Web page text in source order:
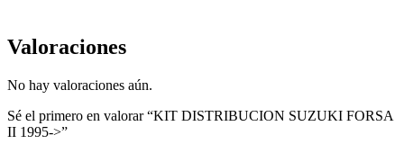
Valoraciones
No hay valoraciones aún.
Sé el primero en valorar “KIT DISTRIBUCION SUZUKI FORSA
II 1995->”